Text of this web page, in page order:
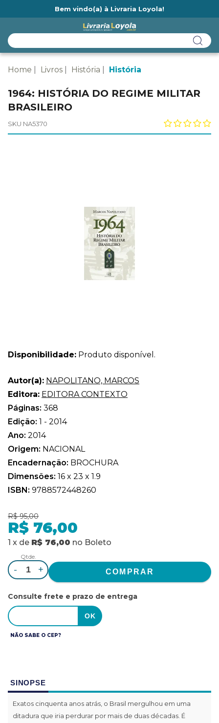
Bem vindo(a) à Livraria Loyola!
Home Livros História História
1964: HISTÓRIA DO REGIME MILITAR
BRASILEIRO
SKU NA5370
Disponibilidade: Produto disponível.
Autor(a): NAPOLITANO, MARCOS
Editora: EDITORA CONTEXTO
Páginas: 368
Edição: 1 - 2014
Ano: 2014
Origem: NACIONAL
Encadernação: BROCHURA
Dimensões: 16 x 23 x 1.9
ISBN: 9788572448260
R$ 95,00
R$ 76,00
1 x de R$ 76,00 no Boleto
Qtde.
- +
Consulte frete e prazo de entrega
NÃO SABE O CEP?
SINOPSE
Exatos cinquenta anos atrás, o Brasil mergulhou em uma
ditadura que iria perdurar por mais de duas décadas. É